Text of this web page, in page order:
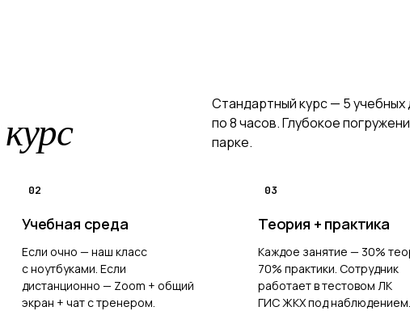
курс
Стандартный курс — 5 учебных
по 8 часов. Глубокое
парке.
02
Учебная среда
Если очно — наш класс
с ноутбуками. Если
дистанционно — Zoom + общий
экран + чат с тренером.
03
Теория + практика
Каждое занятие — 30%
70% практики. Сотрудник
работает в тестовом ЛК
ГИС ЖКХ под наблюдением.